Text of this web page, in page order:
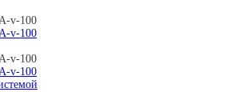
v-100
v-100
v-100
v-100